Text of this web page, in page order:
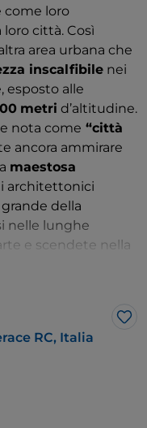
come loro
città. Così
area urbana che
inscalfibile nei
esposto alle
metri d’altitudine.
nota come “città
ancora ammirare
maestosa
architettonici
della
nelle lunghe
e scendete nella
vie del borgo alla
una
acque dello Ionio,
le
RC, Italia